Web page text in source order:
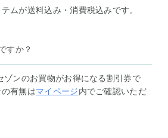
ムが送料込み・消費税込みです。
すか？
ゾンのお買物がお得になる割引券で
有無はマイページ内でご確認いただ